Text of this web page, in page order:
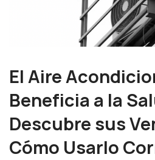
El Aire
Beneficia a la
Descubre sus
Cómo Usarlo